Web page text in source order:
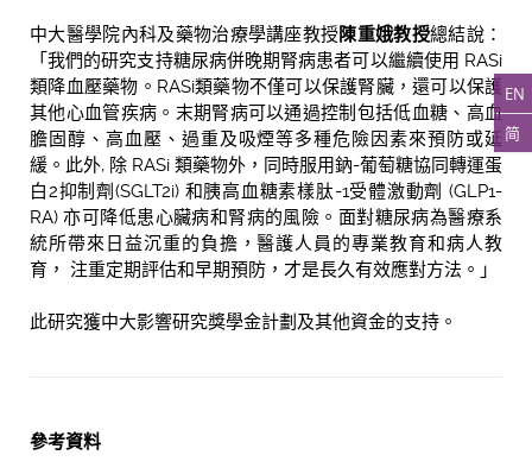
EN
简
中大醫學院內科及藥物治療學講座教授陳重娥教授總結說：
「我們的研究支持糖尿病併晚期腎病患者可以繼續使用 RASi
類降血壓藥物。RASi類藥物不僅可以保護腎臟，還可以保護
其他心血管疾病。末期腎病可以通過控制包括低血糖、高血
膽固醇、高血壓、過重及吸煙等多種危險因素來預防或延
緩。此外, 除 RASi 類藥物外，同時服用鈉-葡萄糖協同轉運蛋
白2抑制劑(SGLT2i) 和胰高血糖素樣肽-1受體激動劑 (GLP1-
RA) 亦可降低患心臟病和腎病的風險。面對糖尿病為醫療系
統所帶來日益沉重的負擔，醫護人員的專業教育和病人教
育， 注重定期評估和早期預防，才是長久有效應對方法。」
此研究獲中大影響研究獎學金計劃及其他資金的支持。
參考資料